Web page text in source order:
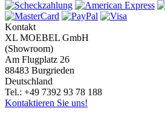
Kontakt
XL MOEBEL GmbH
(Showroom)
Am Flugplatz 26
88483 Burgrieden
Deutschland
Tel.: +49 7392 93 78 188
Kontaktieren Sie uns!